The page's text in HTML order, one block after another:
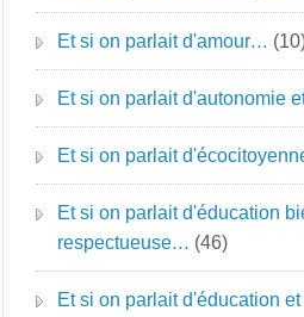
Et si on parlait d'amour…
Et si on parlait d'autonomie
Et si on parlait
Et si on parlait d'éducation
respectueuse… (46)
Et si on parlait d'éducation